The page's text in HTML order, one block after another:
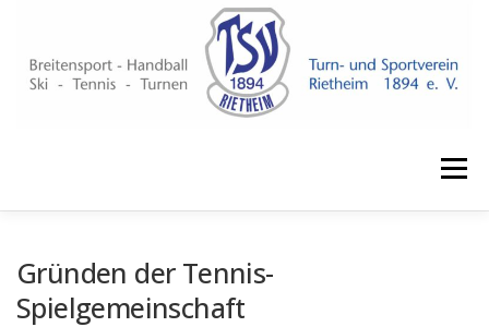
Menü
Gründen der Tennis-
Spielgemeinschaft